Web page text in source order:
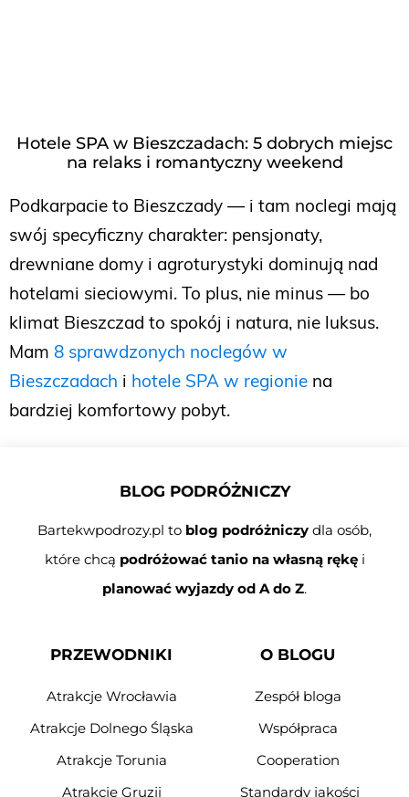
Hotele SPA w Bieszczadach: 5 dobrych miejsc
na relaks i romantyczny weekend
Podkarpacie to Bieszczady — i tam noclegi mają
swój specyficzny charakter: pensjonaty,
drewniane domy i agroturystyki dominują nad
hotelami sieciowymi. To plus, nie minus — bo
klimat Bieszczad to spokój i natura, nie luksus.
Mam 8 sprawdzonych noclegów w
Bieszczadach i hotele SPA w regionie na
bardziej komfortowy pobyt.
BLOG PODRÓŻNICZY
Bartekwpodrozy.pl to blog podróżniczy dla osób,
które chcą podróżować tanio na własną rękęi
planować wyjazdy od A do Z.
PRZEWODNIKI
Atrakcje Wrocławia
Atrakcje Dolnego Śląska
Atrakcje Torunia
Atrakcje Gruzji
O BLOGU
Zespół bloga
Współpraca
Cooperation
Standardy jakości